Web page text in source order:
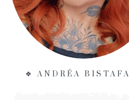
❖ ANDRÉA